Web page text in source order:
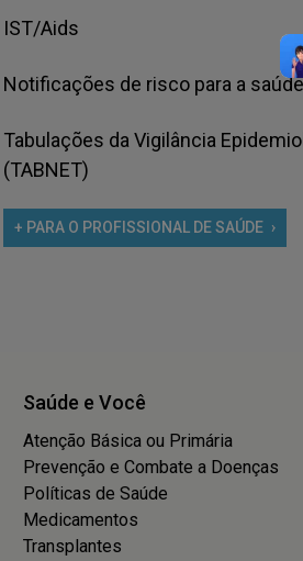
IST/Aids
Notificações de risco para a
Tabulações da Vigilância
(TABNET)
+ PARA O PROFISSIONAL DE SAÚDE
Saúde e Você
Atenção Básica ou Primária
Prevenção e Combate a Doenças
Políticas de Saúde
Medicamentos
Transplantes